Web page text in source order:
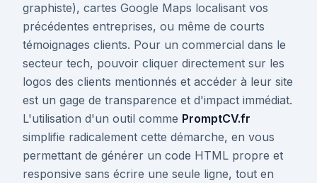
graphiste), cartes Google Maps localisant vos
précédentes entreprises, ou même de courts
témoignages clients. Pour un commercial dans le
secteur tech, pouvoir cliquer directement sur les
logos des clients mentionnés et accéder à leur site
est un gage de transparence et d'impact immédiat.
L'utilisation d'un outil comme PromptCV.fr
simplifie radicalement cette démarche, en vous
permettant de générer un code HTML propre et
responsive sans écrire une seule ligne, tout en